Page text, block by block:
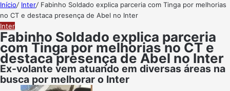
Início/ Inter/ Fabinho Soldado explica parceria com Tinga por melhorias
no CT e destaca presença de Abel no Inter
Inter
Fabinho Soldado explica parceria
com Tinga por melhorias no CT e
destaca presença de Abel no Inter
Ex-volante vem atuando em diversas áreas na
busca por melhorar o Inter